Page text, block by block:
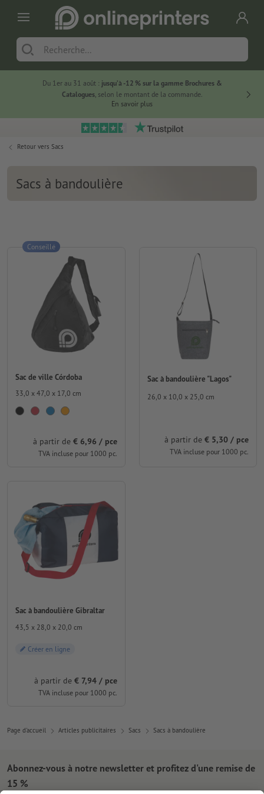
Du 1er au 31 août : jusqu’à -12 % sur la gamme Brochures &
Catalogues, selon le montant de la commande.
En savoir plus
Retour vers Sacs
Sacs à bandoulière
Sac de ville Córdoba
33,0 x 47,0 x 17,0 cm
à partir de € 6,96 / pce
TVA incluse pour 1000 pc.
Conseillé
Sac à bandoulière "Lagos"
26,0 x 10,0 x 25,0 cm
à partir de € 5,30 / pce
TVA incluse pour 1000 pc.
Sac à bandoulière Gibraltar
43,5 x 28,0 x 20,0 cm
Créer en ligne
à partir de € 7,94 / pce
TVA incluse pour 1000 pc.
Page d'accueil Articles publicitaires Sacs Sacs à bandoulière
Abonnez-vous à notre newsletter et profitez d'une remise de
15 %